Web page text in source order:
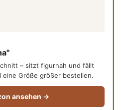
– sitzt figurnah und fällt
eine Größe größer bestellen.
ansehen →